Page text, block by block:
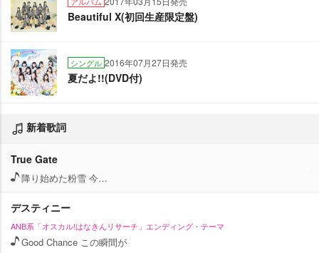
Beautiful X(初回生産限定盤)
シングル 2016年07月27日発売
夏だよ!!(DVD付)
新着歌詞
True Gate
降り始めた粉雪 今…
デスティニー
ANB系「オスカル!はなきんリサーチ」エンディング・テーマ
Good Chance この瞬間が